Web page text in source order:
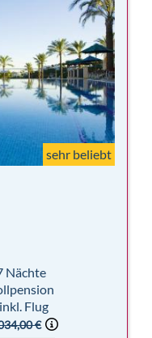
sehr beliebt
Nächte
inkl. Flug
€